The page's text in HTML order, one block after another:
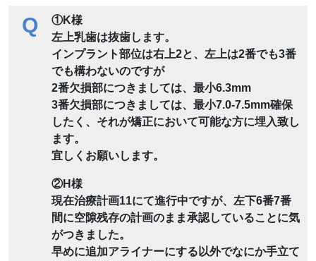
Q
①K様
左上乳歯は抜歯します。
インプラント部位は右上2と、左上は2番でも3番
でも構わないのですが
2番欠損部につきましては、最小6.3mm
3番欠損部につきましては、最小7.0-7.5mm確保
したく、それが矯正において可能な方に埋入致し
ます。
宜しくお願いします。
②H様
現在治療計画11にて進行中ですが、左下6番7番
間に空隙残存の計画のまま承認していることに気
がつきました。
早めに追加アライナーにする以外でなにか手立て